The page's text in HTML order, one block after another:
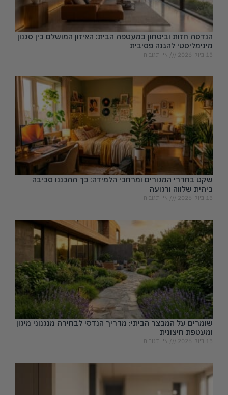
הנדסת חזות וביטחון במעטפת הבית: האיזון המושלם בין סגנון
מינימליסטי להגנה פסיבית
15 ביולי 2026 אין תגובות
שקט בחדרי המגורים ומרחבי הלמידה: כך תתכננו סביבה
ביתית שלווה ורגועה
15 ביולי 2026 אין תגובות
שומרים על המבצר הביתי: מדריך הנדסי לבחירת מנגנוני מיגון
ומעטפת חיצונית
15 ביולי 2026 אין תגובות